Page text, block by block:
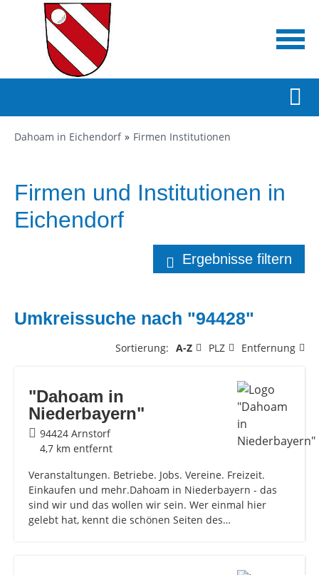
Dahoam in Eichendorf Firmen Institutionen
Firmen und Institutionen in
Eichendorf
Ergebnisse filtern
Umkreissuche nach "94428"
Sortierung: A-Z PLZ Entfernung
"Dahoam in
Niederbayern"
94424 Arnstorf
4,7 km entfernt
Veranstaltungen. Betriebe. Jobs. Vereine. Freizeit.
Einkaufen und mehr.Dahoam in Niederbayern - das
sind wir und das wollen wir sein. Wer einmal hier
gelebt hat, kennt die schönen Seiten des…